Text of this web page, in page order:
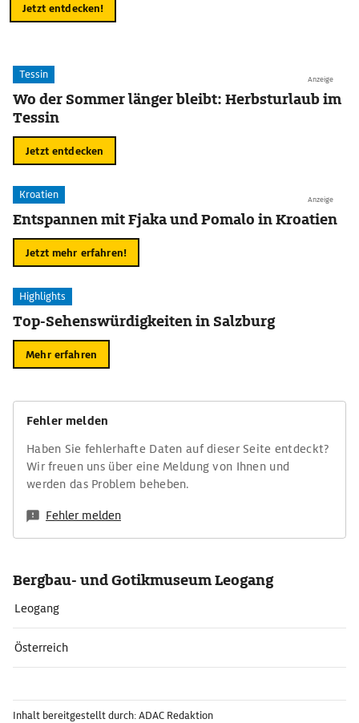
Jetzt entdecken!
Anzeige
Tessin
Wo der Sommer länger bleibt: Herbsturlaub im
Tessin
Jetzt entdecken
Anzeige
Kroatien
Entspannen mit Fjaka und Pomalo in Kroatien
Jetzt mehr erfahren!
Highlights
Top-Sehenswürdigkeiten in Salzburg
Mehr erfahren
Fehler melden
Haben Sie fehlerhafte Daten auf dieser Seite entdeckt?
Wir freuen uns über eine Meldung von Ihnen und
werden das Problem beheben.
Fehler melden
Bergbau- und Gotikmuseum Leogang
Leogang
Österreich
Inhalt bereitgestellt durch: ADAC Redaktion